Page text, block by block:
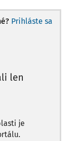
Prihláste sa
len
je